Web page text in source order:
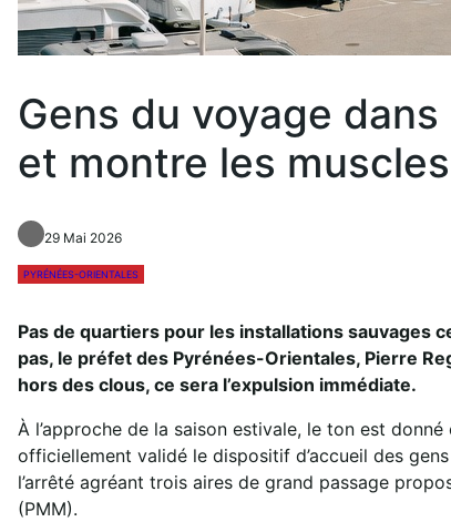
Gens du voyage
et montre les muscles
29 Mai 2026
PYRÉNÉES-ORIENTALES
Pas de quartiers pour les installations sauvages
pas, le préfet des Pyrénées-Orientales, Pierre
hors des clous, ce sera l’expulsion immédiate.
À l’approche de la saison estivale, le ton est
officiellement validé le dispositif d’accueil des
l’arrêté agréant trois aires de grand passage
(PMM).